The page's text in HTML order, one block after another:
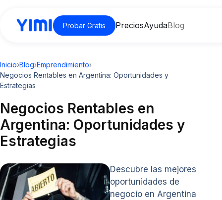
Probar Gratis PreciosAyudaBlog
Inicio›Blog›Emprendimiento›
Negocios Rentables en Argentina: Oportunidades y
Estrategias
Negocios Rentables en
Argentina: Oportunidades y
Estrategias
Descubre las mejores
oportunidades de
negocio en Argentina